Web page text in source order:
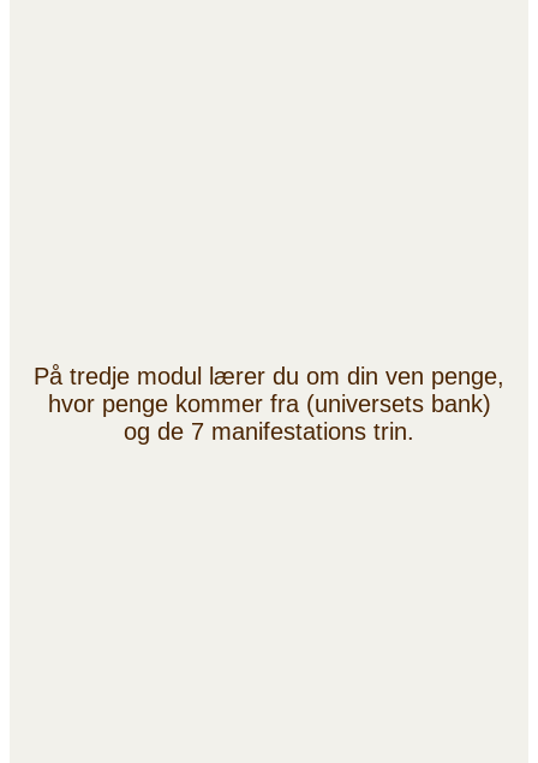
På tredje modul lærer du om din ven penge,
hvor penge kommer fra (universets bank)
og de 7 manifestations trin.